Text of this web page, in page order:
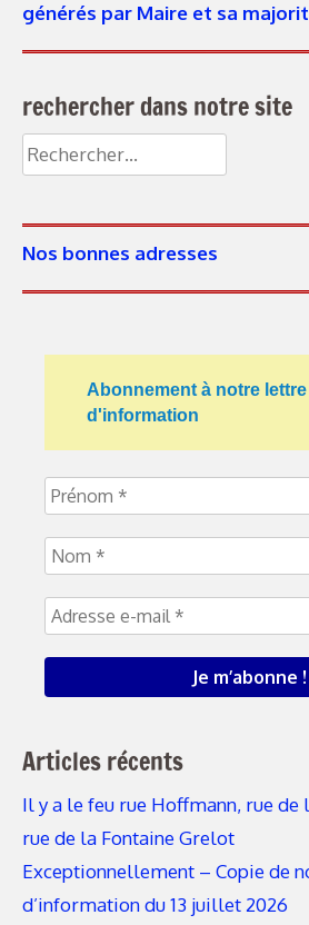
générés par Maire et sa
rechercher dans notre site
Nos bonnes adresses
Abonnement à notre lettre
d'information
Articles récents
Il y a le feu rue Hoffmann, rue
rue de la Fontaine Grelot
Exceptionnellement – Copie de
d’information du 13 juillet 2026